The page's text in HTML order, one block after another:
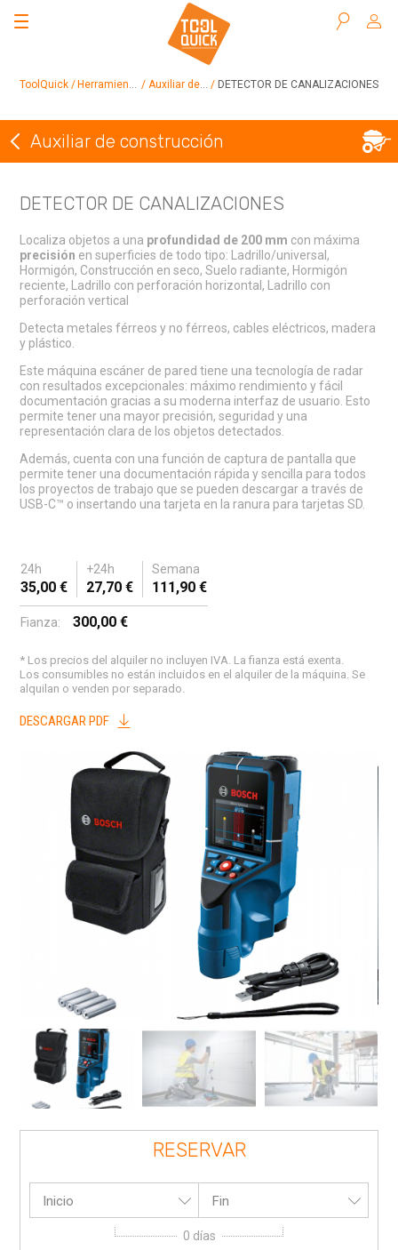
ToolQuick Herramientas en alquiler Auxiliar de construcción DETECTOR DE CANALIZACIONES
Volver a Auxiliar de construcción
Auxiliar de construcción
DETECTOR DE CANALIZACIONES
Localiza objetos a una profundidad de 200 mm con máxima
precisión en superficies de todo tipo: Ladrillo/universal,
Hormigón, Construcción en seco, Suelo radiante, Hormigón
reciente, Ladrillo con perforación horizontal, Ladrillo con
perforación vertical
Detecta metales férreos y no férreos, cables eléctricos, madera
y plástico.
Este máquina escáner de pared tiene una tecnología de radar
con resultados excepcionales: máximo rendimiento y fácil
documentación gracias a su moderna interfaz de usuario. Esto
permite tener una mayor precisión, seguridad y una
representación clara de los objetos detectados.
Además, cuenta con una función de captura de pantalla que
permite tener una documentación rápida y sencilla para todos
los proyectos de trabajo que se pueden descargar a través de
USB-C™ o insertando una tarjeta en la ranura para tarjetas SD.
24h +24h Semana
35,00 € 27,70 € 111,90 €
Fianza: 300,00 €
* Los precios del alquiler no incluyen IVA. La fianza está exenta.
Los consumibles no están incluidos en el alquiler de la máquina. Se
alquilan o venden por separado.
DESCARGAR PDF
RESERVAR
Inicio Fin
0 días